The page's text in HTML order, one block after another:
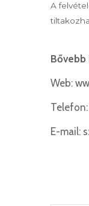
A
Web:
E-mail: